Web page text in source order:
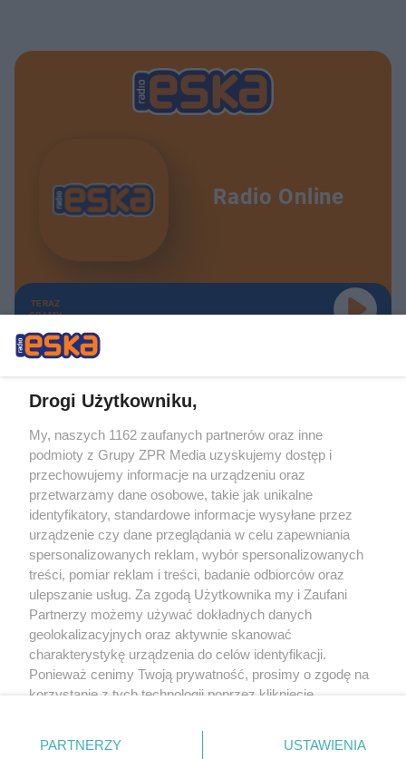
Radio Online
TERAZ
GRAMY
Żaden utwór zamieszczony w serwisie nie może być powielany i
rozpowszechniany lub dalej rozpowszechniany w jakikolwiek sposób (w
tym także elektroniczny lub mechaniczny) na jakimkolwiek polu
eksploatacji w jakiejkolwiek formie, włącznie z umieszczaniem w Internecie
bez pisemnej zgody właściciela praw. Jakiekolwiek użycie lub
wykorzystanie utworów w całości lub w części z naruszeniem prawa, tzn.
bez właściwej zgody, jest zabronione pod groźbą kary i może być ścigane
prawnie.
O nas
Drogi Użytkowniku,
My, naszych 1162 zaufanych partnerów oraz inne
podmioty z Grupy ZPR Media uzyskujemy dostęp i
przechowujemy informacje na urządzeniu oraz
przetwarzamy dane osobowe, takie jak unikalne
identyfikatory, standardowe informacje wysyłane przez
urządzenie czy dane przeglądania w celu zapewniania
spersonalizowanych reklam, wybór spersonalizowanych
treści, pomiar reklam i treści, badanie odbiorców oraz
ulepszanie usług. Za zgodą Użytkownika my i Zaufani
Partnerzy możemy używać dokładnych danych
geolokalizacyjnych oraz aktywnie skanować
charakterystykę urządzenia do celów identyfikacji.
Ponieważ cenimy Twoją prywatność, prosimy o zgodę na
korzystanie z tych technologii poprzez kliknięcie
zmienić/wycofać klikając przycisk ustawień prywatności
PARTNERZY USTAWIENIA